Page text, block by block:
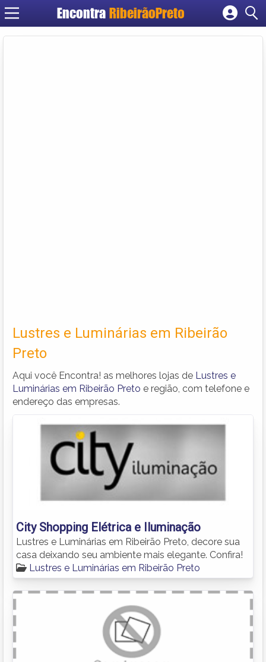
Encontra RibeirãoPreto
Cadastrar empresa
Lustres e Luminárias em Ribeirão
Preto
Aqui você Encontra! as melhores lojas de Lustres e
Luminárias em Ribeirão Preto e região, com telefone e
endereço das empresas.
City Shopping Elétrica e Iluminação
Lustres e Luminárias em Ribeirão Preto, decore sua
casa deixando seu ambiente mais elegante. Confira!
Lustres e Luminárias em Ribeirão Preto